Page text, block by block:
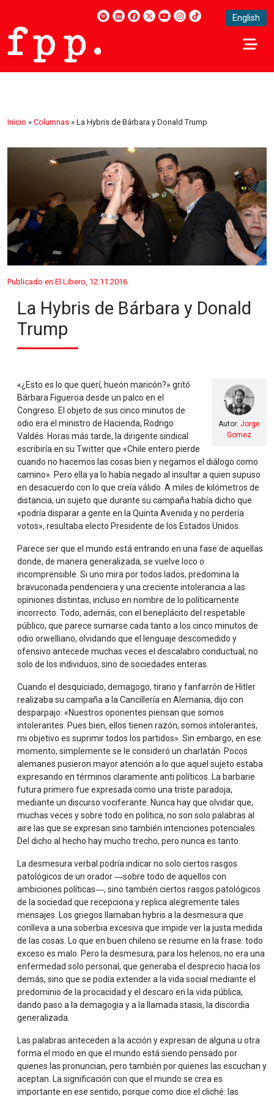
English
Inicio » Columnas » La Hybris de Bárbara y Donald Trump
Publicado en El Libero, 12.11.2016
La Hybris de Bárbara y Donald
Trump
Autor: Jorge
Gomez
«¿Esto es lo que querí, hueón maricón?» gritó
Bárbara Figueroa desde un palco en el
Congreso. El objeto de sus cinco minutos de
odio era el ministro de Hacienda, Rodrigo
Valdés. Horas más tarde, la dirigente sindical
escribiría en su Twitter que «Chile entero pierde
cuando no hacemos las cosas bien y negamos el diálogo como
camino». Pero ella ya lo había negado al insultar a quien supuso
en desacuerdo con lo que creía válido. A miles de kilómetros de
distancia, un sujeto que durante su campaña había dicho que
«podría disparar a gente en la Quinta Avenida y no perdería
votos», resultaba electo Presidente de los Estados Unidos.
Parece ser que el mundo está entrando en una fase de aquellas
donde, de manera generalizada, se vuelve loco o
incomprensible. Si uno mira por todos lados, predomina la
bravuconada pendenciera y una creciente intolerancia a las
opiniones distintas, incluso en nombre de lo políticamente
incorrecto. Todo, además, con el beneplácito del respetable
público, que parece sumarse cada tanto a los cinco minutos de
odio orwelliano, olvidando que el lenguaje descomedido y
ofensivo antecede muchas veces el descalabro conductual, no
solo de los individuos, sino de sociedades enteras.
Cuando el desquiciado, demagogo, tirano y fanfarrón de Hitler
realizaba su campaña a la Cancillería en Alemania, dijo con
desparpajo: «Nuestros oponentes piensan que somos
intolerantes. Pues bien, ellos tienen razón, somos intolerantes,
mi objetivo es suprimir todos los partidos». Sin embargo, en ese
momento, simplemente se le consideró un charlatán. Pocos
alemanes pusieron mayor atención a lo que aquel sujeto estaba
expresando en términos claramente anti políticos. La barbarie
futura primero fue expresada como una triste paradoja,
mediante un discurso vociferante. Nunca hay que olvidar que,
muchas veces y sobre todo en política, no son solo palabras al
aire las que se expresan sino también intenciones potenciales.
Del dicho al hecho hay mucho trecho, pero nunca es tanto.
La desmesura verbal podría indicar no solo ciertos rasgos
patológicos de un orador ―sobre todo de aquellos con
ambiciones políticas―, sino también ciertos rasgos patológicos
de la sociedad que recepciona y replica alegremente tales
mensajes. Los griegos llamaban hybris a la desmesura que
conlleva a una soberbia excesiva que impide ver la justa medida
de las cosas. Lo que en buen chileno se resume en la frase: todo
exceso es malo. Pero la desmesura, para los helenos, no era una
enfermedad solo personal, que generaba el desprecio hacia los
demás, sino que se podía extender a la vida social mediante el
predominio de la procacidad y el descaro en la vida pública,
dando paso a la demagogia y a la llamada stasis, la discordia
generalizada.
Las palabras anteceden a la acción y expresan de alguna u otra
forma el modo en que el mundo está siendo pensado por
quienes las pronuncian, pero también por quienes las escuchan y
aceptan. La significación con que el mundo se crea es
importante en ese sentido, porque como dice el cliché: las